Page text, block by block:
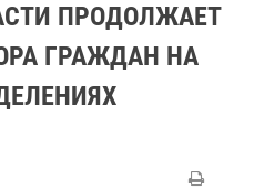
ПРОДОЛЖАЕТ
ГРАЖДАН НА